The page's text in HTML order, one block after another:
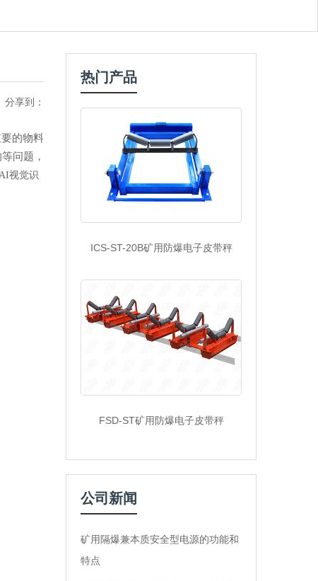
分享到：
的物料
问题，
AI视觉识
热门产品
ICS-ST-20B矿用防爆电子皮带秤
FSD-ST矿用防爆电子皮带秤
公司新闻
矿用隔爆兼本质安全型电源的功能和
特点